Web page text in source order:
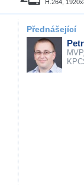
H.264,
Přednášející